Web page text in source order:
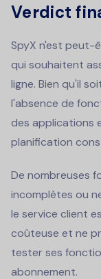
Verdict
SpyX n'est peut-
qui souhaitent
ligne. Bien qu'il
l'absence de
des applications
planification
De nombreuses
incomplètes ou
le service client
coûteuse et ne
tester ses
abonnement.